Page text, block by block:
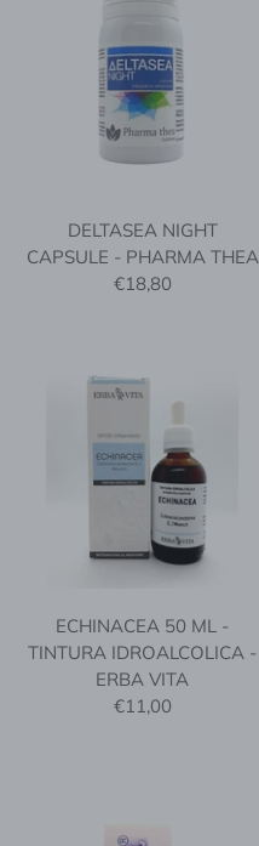
DELTASEA NIGHT
CAPSULE - PHARMA THEA
€18,80
ECHINACEA 50 ML -
TINTURA IDROALCOLICA -
ERBA VITA
€11,00